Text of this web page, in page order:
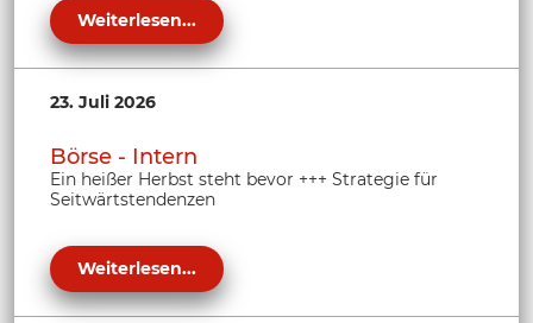
Weiterlesen...
23. Juli 2026
Börse - Intern
Ein heißer Herbst steht bevor +++ Strategie für
Seitwärtstendenzen
Weiterlesen...